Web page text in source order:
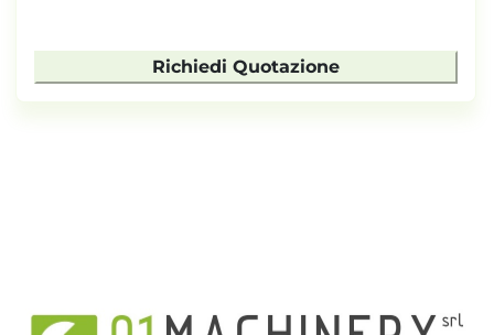
Richiedi Quotazione